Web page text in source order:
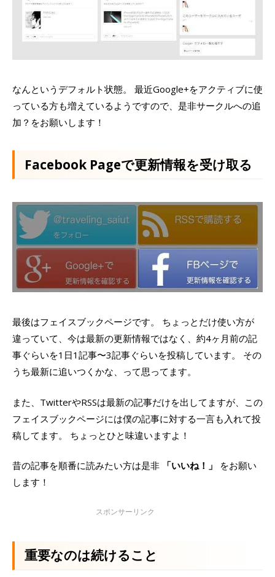
なんというデフォルト状態。 最近Google+をアクティブに使
っている方も増えているようですので、是非サークルへの追
加？をお願いします！
Facebook Pageで更新情報を受け取る
最後はフェイスブックページです。 ちょっとだけ使い方が
違っていて、今は最新の更新情報ではなく、約4ヶ月前の記
事ぐらいを1日1記事〜3記事ぐらいを投稿しています。 その
うち最新に追いつくかな、って思ってます。
また、TwitterやRSSは最新の記事だけを出してますが、この
フェイスブックページには僕の記事に対する一言も入れて投
稿してます。 ちょっとひと味違いますよ！
昔の記事を順番に読みたい方は是非 「いいね！」
をお願い
します！
重要なのは続けること